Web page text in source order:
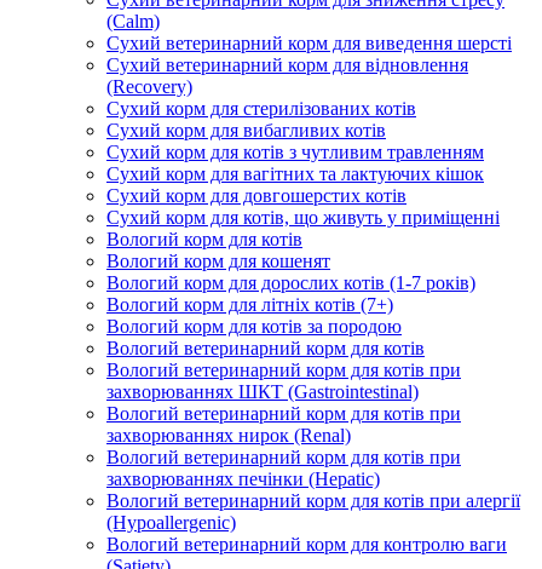
(Calm)
Сухий ветеринарний корм для виведення шерсті
Сухий ветеринарний корм для відновлення
(Recovery)
Сухий корм для стерилізованих котів
Сухий корм для вибагливих котів
Сухий корм для котів з чутливим травленням
Сухий корм для вагітних та лактуючих кішок
Сухий корм для довгошерстих котів
Сухий корм для котів, що живуть у приміщенні
Вологий корм для котів
Вологий корм для кошенят
Вологий корм для дорослих котів (1-7 років)
Вологий корм для літніх котів (7+)
Вологий корм для котів за породою
Вологий ветеринарний корм для котів
Вологий ветеринарний корм для котів при
захворюваннях ШКТ (Gastrointestinal)
Вологий ветеринарний корм для котів при
захворюваннях нирок (Renal)
Вологий ветеринарний корм для котів при
захворюваннях печінки (Hepatic)
Вологий ветеринарний корм для котів при алергії
(Hypoallergenic)
Вологий ветеринарний корм для контролю ваги